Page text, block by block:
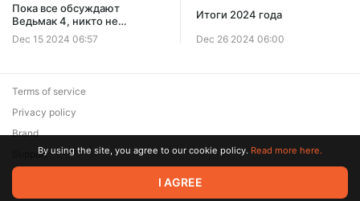
Пока все обсуждают
Ведьмак 4, никто не
заметил другой анонс
Dec 15 2024 06:57
Итоги 2024 года
Dec 26 2024 06:00
© 2026 Zaya Solutions Limited. All rights reserved. All trademarks
are the property of their respective owners.
Terms of service
Privacy policy
Brand
SupportBy using the site, you agree to our cookie policy. Read more here.
I AGREE